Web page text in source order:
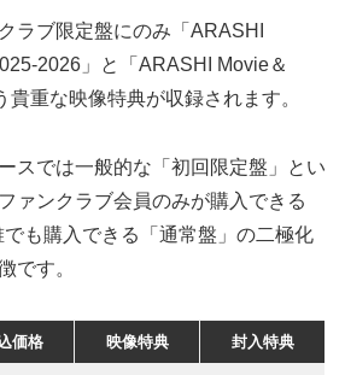
ラブ限定盤にのみ「ARASHI
2026」と「ARASHI Movie＆
重な映像特典が収録されます。
スでは一般的な「初回限定盤」とい
ァンクラブ会員のみが購入できる
でも購入できる「通常盤」の二極化
です。
価格 映像特典 封入特典